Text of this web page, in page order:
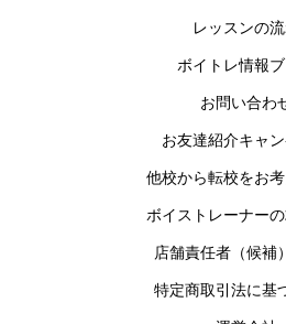
レッスンの
ボイトレ情報
お問い合わ
お友達紹介キャ
他校から転校をお
ボイストレーナー
店舗責任者（候補
特定商取引法に基